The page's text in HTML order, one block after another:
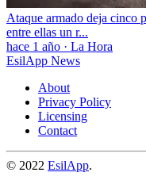
Ataque armado deja cinco
entre ellas un r...
hace 1 año · La Hora
EsilApp News
About
Privacy Policy
Licensing
Contact
© 2022 EsilApp.